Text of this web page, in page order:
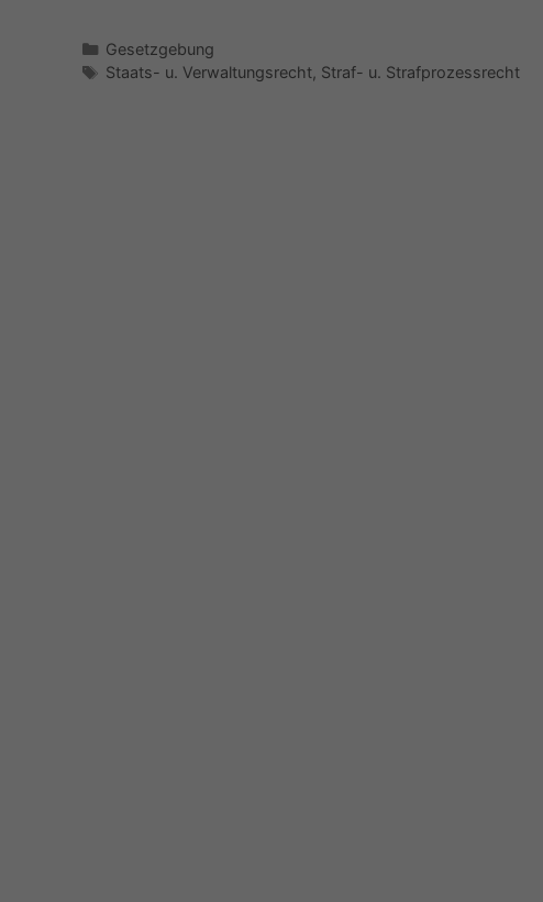
Kategorien
Gesetzgebung
Schlagwörter
Staats- u. Verwaltungsrecht, Straf- u. Strafprozessrecht